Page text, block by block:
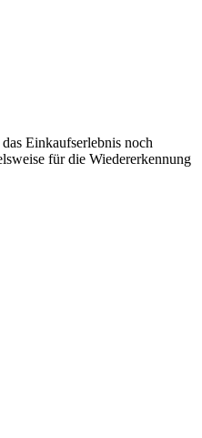
Einkaufserlebnis noch
für die Wiedererkennung